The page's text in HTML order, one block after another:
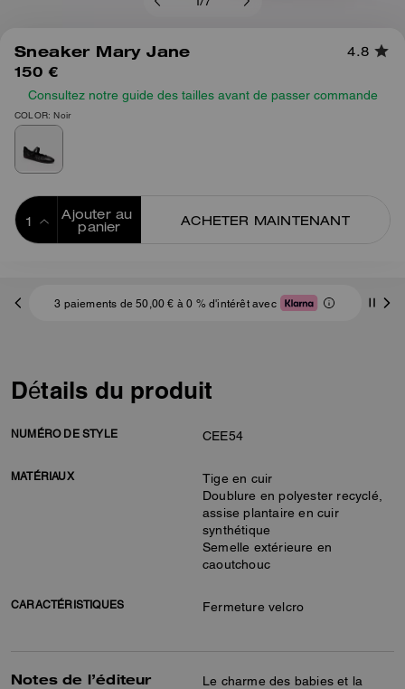
/ 7
Sneaker Mary Jane 4.8
150 €
Consultez notre guide des tailles avant de passer commande
COLOR: Noir
Ajouter au
panier
ACHETER MAINTENANT
3 paiements de 50,00 € à 0 % d'intérêt avec
Détails du produit
NUMÉRO DE STYLE CEE54
MATÉRIAUX
Tige en cuir
Doublure en polyester recyclé,
assise plantaire en cuir
synthétique
Semelle extérieure en
caoutchouc
CARACTÉRISTIQUES Fermeture velcro
Notes de l’éditeur
Le charme des babies et la